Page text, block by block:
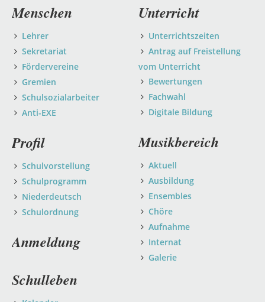
Navigation
Menschen
Lehrer
Sekretariat
Fördervereine
Gremien
Schulsozialarbeiter
Anti-EXE
Unterricht
Unterrichtszeiten
Antrag auf Freistellung
vom Unterricht
Bewertungen
Fachwahl
Digitale Bildung
Musikbereich
Aktuell
Ausbildung
Ensembles
Chöre
Aufnahme
Internat
Galerie
Profil
Schulvorstellung
Schulprogramm
Niederdeutsch
Schulordnung
Anmeldung
Schulleben